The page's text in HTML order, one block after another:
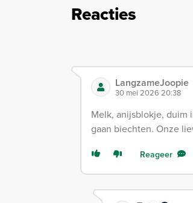
Reacties
LangzameJoopie
30 mei 2026 20:38
Melk, anijsblokje, duim
gaan biechten. Onze
Reageer